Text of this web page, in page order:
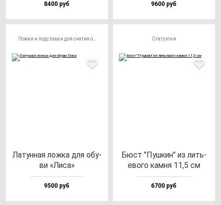
8400 руб 9600 руб
Латун­ная лож­ка для обу­
ви «Лиса»
9500 руб
Статуэтки
Бюст "Пуш­кин" из лить­
ево­го кам­ня 11,5 см
6700 руб